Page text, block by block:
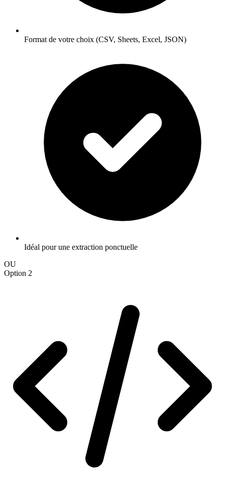
Format de votre choix (CSV, Sheets, Excel, JSON)
Idéal pour une extraction ponctuelle
OU
Option 2